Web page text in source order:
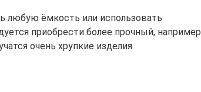
любую ёмкость или использовать
приобрести более прочный, например
очень хрупкие изделия.